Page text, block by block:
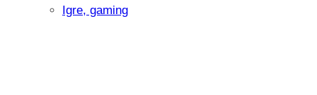
Igre, gaming